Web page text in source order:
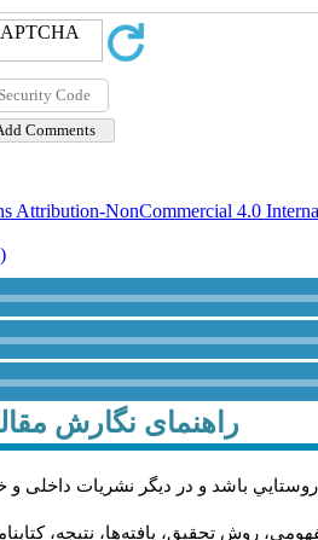
Attribution-NonCommercial 4.0
راهنمای نگارش
باشد و در دیگر نشریات داخلی
روش تحقیق، یافته‌ها، نتیجه،